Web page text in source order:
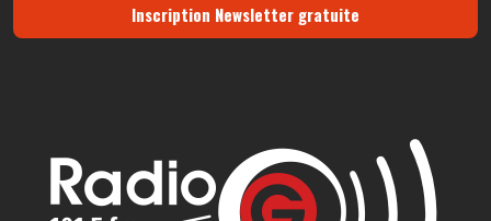
Inscription Newsletter gratuite